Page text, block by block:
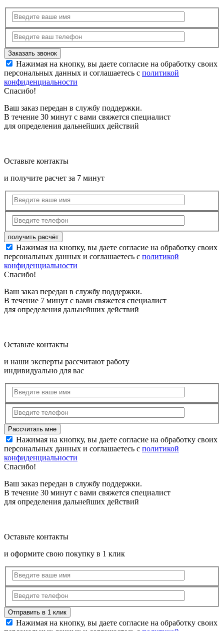
Нажимая на кнопку, вы даете согласие на обработку своих
персональных данных и соглашаетесь с политикой
конфиденциальности
Спасибо!
Ваш заказ передан в службу поддержки.
В течение 30 минут с вами свяжется специалист
для определения дальнейших действий
Оставьте контакты
и получите расчет за 7 минут
Нажимая на кнопку, вы даете согласие на обработку своих
персональных данных и соглашаетесь с политикой
конфиденциальности
Спасибо!
Ваш заказ передан в службу поддержки.
В течение 7 минут с вами свяжется специалист
для определения дальнейших действий
Оставьте контакты
и наши эксперты рассчитают работу
индивидуально для вас
Нажимая на кнопку, вы даете согласие на обработку своих
персональных данных и соглашаетесь с политикой
конфиденциальности
Спасибо!
Ваш заказ передан в службу поддержки.
В течение 30 минут с вами свяжется специалист
для определения дальнейших действий
Оставьте контакты
и оформите свою покупку в 1 клик
Нажимая на кнопку, вы даете согласие на обработку своих